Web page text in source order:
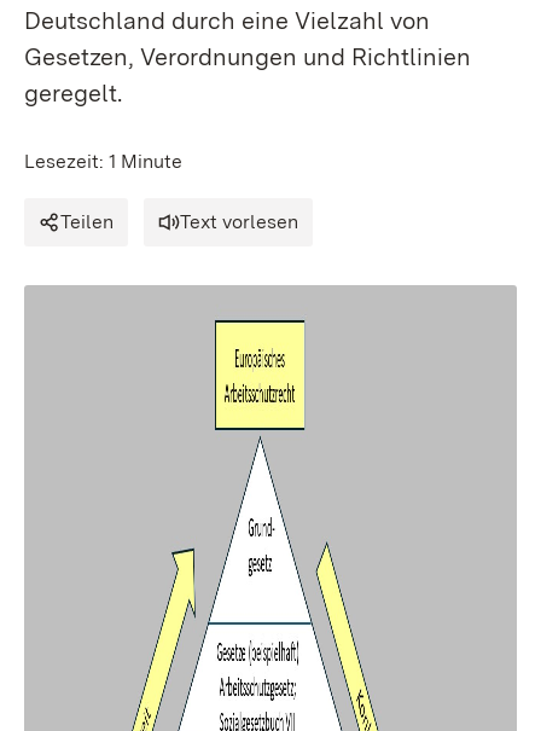
Deutschland durch eine Vielzahl von
Gesetzen, Verordnungen und Richtlinien
geregelt.
Lesezeit: 1 Minute
Teilen Text vorlesen